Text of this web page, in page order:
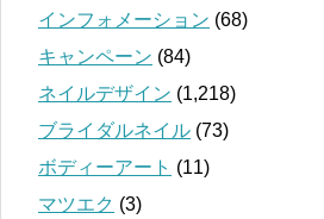
インフォメーション (68)
キャンペーン (84)
ネイルデザイン (1,218)
ブライダルネイル (73)
ボディーアート (11)
マツエク (3)